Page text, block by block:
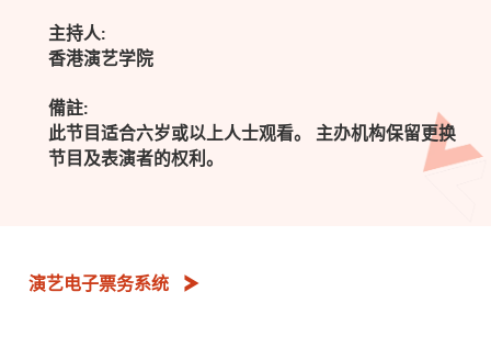
主持人:
香港演艺学院
備註:
此节目适合六岁或以上人士观看。 主办机构保留更换
节目及表演者的权利。
演艺电子票务系统